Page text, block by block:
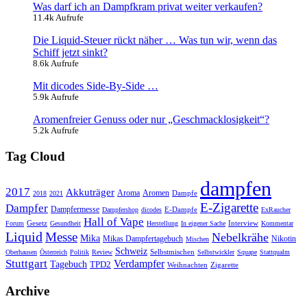
Was darf ich an Dampfkram privat weiter verkaufen?
11.4k Aufrufe
Die Liquid-Steuer rückt näher … Was tun wir, wenn das
Schiff jetzt sinkt?
8.6k Aufrufe
Mit dicodes Side-By-Side …
5.9k Aufrufe
Aromenfreier Genuss oder nur „Geschmacklosigkeit“?
5.2k Aufrufe
Tag Cloud
2017 2018 2021 Akkuträger Aroma Aromen Dampfe dampfen
Dampfer Dampfermesse Dampfershop dicodes E-Dampfe E-Zigarette ExRaucher
Forum Gesetz Gesundheit Hall of Vape Herstellung In eigener Sache Interview Kommentar
Liquid Messe Mika Mikas Dampfertagebuch Mischen Nebelkrähe Nikotin
Oberhausen Österreich Politik Review Schweiz Selbstmischen Selbstwickler Squape Stattqualm
Stuttgart Tagebuch TPD2 Verdampfer Weihnachten Zigarette
Archive